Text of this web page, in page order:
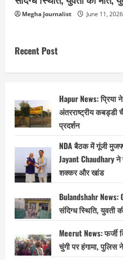
Megha Journalist June 11, 2026
Recent Post
Hapur News:
अंतरराष्ट्रीय कबड्डी
प्रदर्शन
NDA बैठक में गूंजी
Jayant Chaudhary ने
शक्कर और खांड
Bulandshahr News:
संदिग्ध स्थिति, युवती
Meerut News: फर्जी
चुंगी पर हंगामा, पुलिस